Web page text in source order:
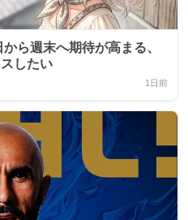
ら週末へ期待が高まる、
したい
1日前